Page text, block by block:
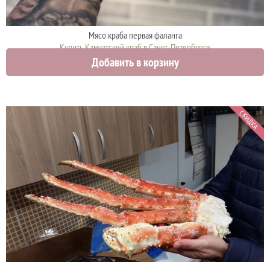
Мясо краба первая фаланга
Купить Камчатский краб в Санкт-Петербурге
5300 руб.
Добавить в корзину
СКИДКА